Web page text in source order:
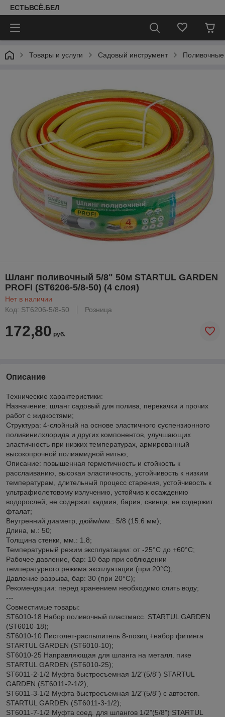
ЕСТЬВСЁ.БЕЛ
Товары и услуги Садовый инструмент
Шланг поливочный 5/8" 50м STARTUL GARDEN
PROFI (ST6206-5/8-50) (4 слоя)
Нет в наличии
Код: ST6206-5/8-50
Розница
172,80 руб.
Описание
Технические характеристики:
Назначение: шланг садовый для полива, перекачки и прочих
работ с жидкостями;
Структура: 4-слойный на основе эластичного суспензионного
поливинилхлорида и других компонентов, улучшающих
эластичность при низких температурах, армированный
высокопрочной полиамидной нитью;
Описание: повышенная герметичность и стойкость к
расслаиванию, высокая эластичность, устойчивость к низким
температурам, длительный процесс старения, устойчивость к
ультрафиолетовому излучению, устойчив к осаждению
водорослей, не содержит кадмия, бария, свинца, не содержит
фталат;
Внутренний диаметр, дюйм/мм.: 5/8 (15.6 мм);
Длина, м.: 50;
Толщина стенки, мм.: 1.8;
Температурный режим эксплуатации: от -25°C до +60°C;
Рабочее давление, бар: 10 бар при соблюдении
температурного режима эксплуатации (при 20°C);
Давление разрыва, бар: 30 (при 20°C);
Рекомендации: перед хранением необходимо слить воду;
---
Совместимые товары:
ST6010-18 Набор поливочный пластмасс. STARTUL GARDEN
(ST6010-18);
ST6010-10 Пистолет-распылитель 8-позиц.+набор фитинга
STARTUL GARDEN (ST6010-10);
ST6010-25 Направляющая для шланга на металл. пике
STARTUL GARDEN (ST6010-25);
ST6011-2-1/2 Муфта быстросъемная 1/2"(5/8") STARTUL
GARDEN (ST6011-2-1/2);
ST6011-3-1/2 Муфта быстросъемная 1/2"(5/8") с автостоп.
STARTUL GARDEN (ST6011-3-1/2);
ST6011-7-1/2 Муфта соед. для шлангов 1/2"(5/8") STARTUL